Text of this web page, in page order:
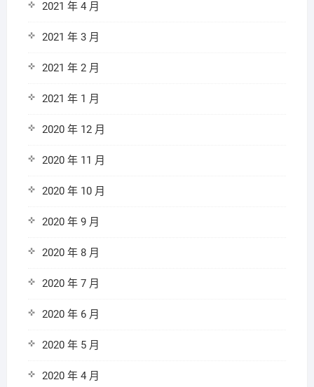
2021 年 4 月
2021 年 3 月
2021 年 2 月
2021 年 1 月
2020 年 12 月
2020 年 11 月
2020 年 10 月
2020 年 9 月
2020 年 8 月
2020 年 7 月
2020 年 6 月
2020 年 5 月
2020 年 4 月